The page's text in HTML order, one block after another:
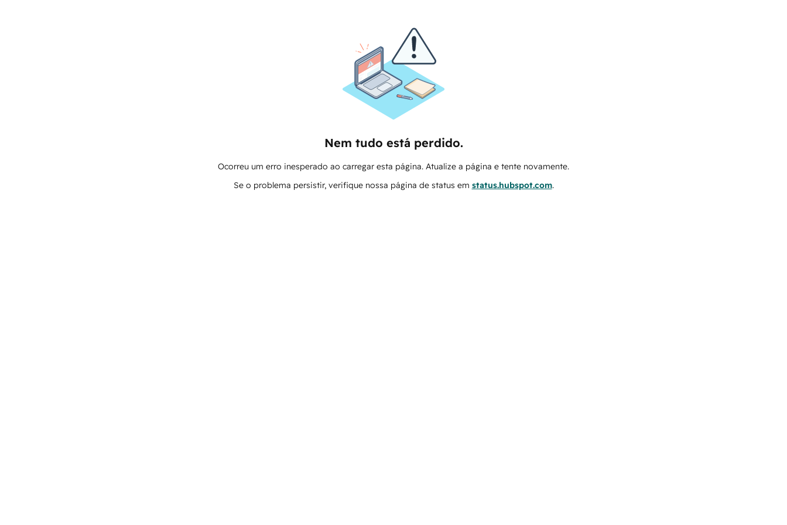
Nem tudo está perdido.
Ocorreu um erro inesperado ao carregar esta página. Atualize a página e tente novamente.
Se o problema persistir, verifique nossa página de status em status.hubspot.com.